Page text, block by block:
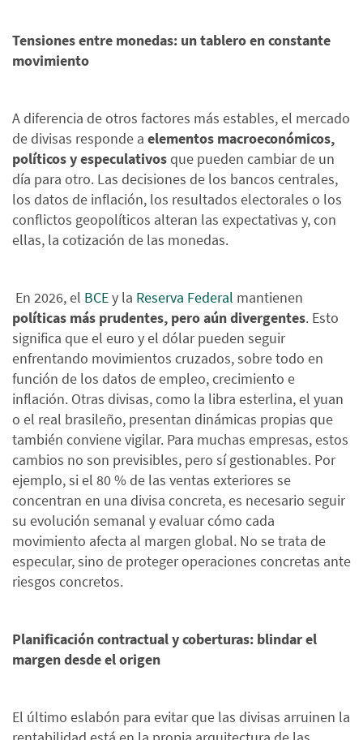
Tensiones entre monedas: un tablero en constante
movimiento
A diferencia de otros factores más estables, el mercado
de divisas responde a elementos macroeconómicos,
políticos y especulativosque pueden cambiar de un
día para otro. Las decisiones de los bancos centrales,
los datos de inflación, los resultados electorales o los
conflictos geopolíticos alteran las expectativas y, con
ellas, la cotización de las monedas.
En 2026, el BCEy la Reserva Federal mantienen
políticas más prudentes, pero aún divergentes. Esto
significa que el euro y el dólar pueden seguir
enfrentando movimientos cruzados, sobre todo en
función de los datos de empleo, crecimiento e
inflación. Otras divisas, como la libra esterlina, el yuan
o el real brasileño, presentan dinámicas propias que
también conviene vigilar. Para muchas empresas, estos
cambios no son previsibles, pero sí gestionables. Por
ejemplo, si el 80 % de las ventas exteriores se
concentran en una divisa concreta, es necesario seguir
su evolución semanal y evaluar cómo cada
movimiento afecta al margen global. No se trata de
especular, sino de proteger operaciones concretas ante
riesgos concretos.
Planificación contractual y coberturas: blindar el
margen desde el origen
El último eslabón para evitar que las divisas arruinen la